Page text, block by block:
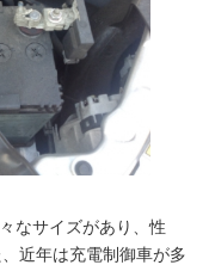
なサイズがあり、性
近年は充電制御車が多